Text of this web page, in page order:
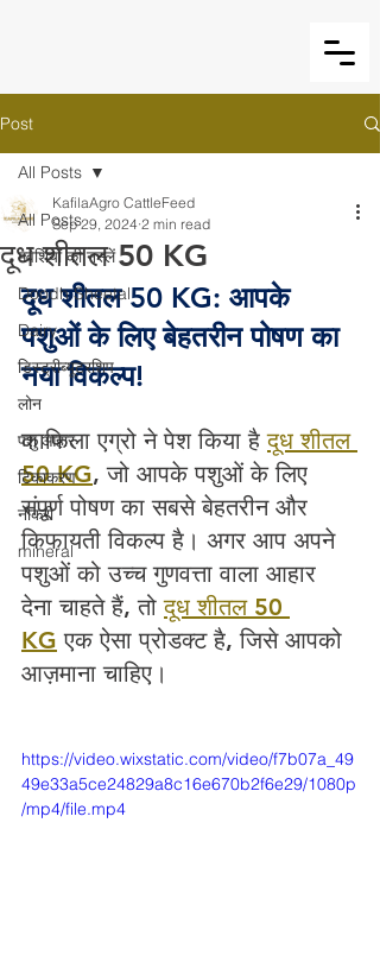
Post
All Posts
मवेशियों की नस्लें
Doodh Sheetal
Dairy
डिस्ट्रीब्यूटरशिप
लोन
पशु आहार
टिकाकरण
नौकरी
mineral
All Posts
दूध शीतल 50 KG
KafilaAgro CattleFeed
Sep 29, 2024 2 min read
दूध शीतल 50 KG: आपके
पशुओं के लिए बेहतरीन पोषण का
नया विकल्प!
काफिला एग्रो ने पेश किया है दूध शीतल
50 KG, जो आपके पशुओं के लिए
संपूर्ण पोषण का सबसे बेहतरीन और
किफायती विकल्प है। अगर आप अपने
पशुओं को उच्च गुणवत्ता वाला आहार
देना चाहते हैं, तो दूध शीतल 50
KG एक ऐसा प्रोडक्ट है, जिसे आपको
आज़माना चाहिए।
https://video.wixstatic.com/video/f7b07a_49
49e33a5ce24829a8c16e670b2f6e29/1080p
/mp4/file.mp4